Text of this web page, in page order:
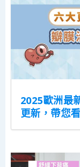
2025歐洲最
更新，帶您